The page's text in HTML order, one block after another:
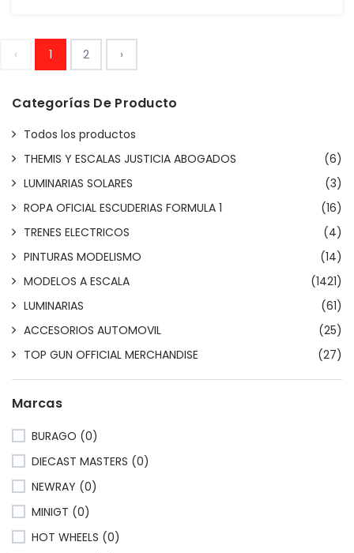
‹ 1 2 ›
Categorías De Producto
Todos los productos
THEMIS Y ESCALAS JUSTICIA ABOGADOS
(6)
LUMINARIAS SOLARES
(3)
ROPA OFICIAL ESCUDERIAS FORMULA 1
(16)
TRENES ELECTRICOS
(4)
PINTURAS MODELISMO
(14)
MODELOS A ESCALA
(1421)
LUMINARIAS
(61)
ACCESORIOS AUTOMOVIL
(25)
TOP GUN OFFICIAL MERCHANDISE
(27)
Marcas
BURAGO (0)
DIECAST MASTERS (0)
NEWRAY (0)
MINIGT (0)
HOT WHEELS (0)